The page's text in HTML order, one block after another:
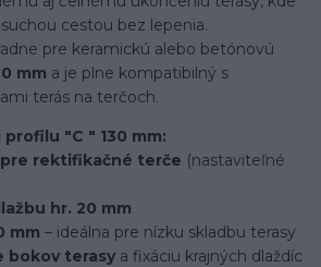
cestou bez lepenia.
pre keramickú alebo betónovú
mm a je plne kompatibilný s
terás na terčoch.
"C " 130 mm:
pre rektifikačné terče (nastaviteľné
hr. 20 mm
mm – ideálna pre nízku skladbu terasy
bokov terasy a fixáciu krajných dlaždíc